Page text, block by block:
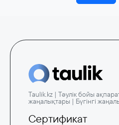
Taulik.kz | Тәулік бойы
жаңалықтары | Бүгінгі
Сертификат